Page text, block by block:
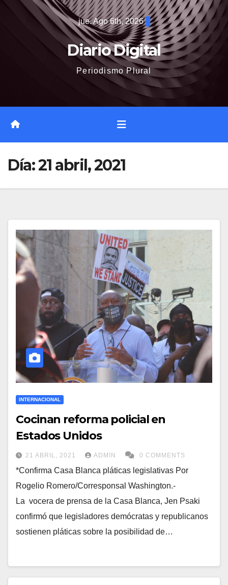
jue. Ago 6th, 2026
Diario Digital
Periodismo Plural
Día:21 abril, 2021
INTERNACIONAL
Cocinan reforma policial en
Estados Unidos
21 ABRIL, 2021 ADMIN 0 COMMENTS
*Confirma Casa Blanca pláticas legislativas Por
Rogelio Romero/Corresponsal Washington.-
La vocera de prensa de la Casa Blanca, Jen Psaki
confirmó que legisladores demócratas y republicanos
sostienen pláticas sobre la posibilidad de…